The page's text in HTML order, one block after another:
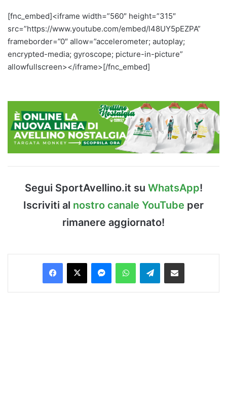
[fnc_embed]<iframe width=”560″ height=”315″
src=”https://www.youtube.com/embed/l48UY5pEZPA”
frameborder=”0″ allow=”accelerometer; autoplay;
encrypted-media; gyroscope; picture-in-picture”
allowfullscreen></iframe>[/fnc_embed]
Segui SportAvellino.it su WhatsApp!
Iscriviti al nostro canale YouTube per
rimanere aggiornato!
Facebook
X MessengerWhatsAppTelegramCondividi via Email